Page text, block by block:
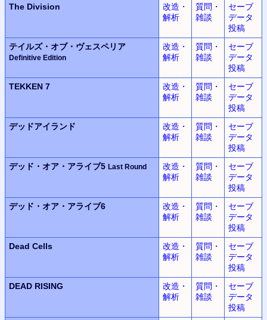
The Division
改造・
解析
質問・
雑談
セーブ
データ
投稿
テイルズ・オブ・ヴェスペリア
Definitive Edition
改造・
解析
質問・
雑談
セーブ
データ
投稿
TEKKEN 7
改造・
解析
質問・
雑談
セーブ
データ
投稿
デッドアイランド
改造・
解析
質問・
雑談
セーブ
データ
投稿
デッド・オア・アライブ5 Last Round
改造・
解析
質問・
雑談
セーブ
データ
投稿
デッド・オア・アライブ6
改造・
解析
質問・
雑談
セーブ
データ
投稿
Dead Cells
改造・
解析
質問・
雑談
セーブ
データ
投稿
DEAD RISING
改造・
解析
質問・
雑談
セーブ
データ
投稿